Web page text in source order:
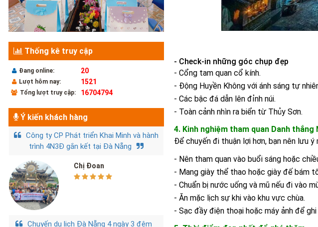
Thống kê truy cập
Đang online: 20
Lượt hôm nay: 1521
Tổng lượt truy cập: 16704794
Ý kiến khách hàng
Công ty CP Phát triển Khai Minh và hành
trình 4N3Đ gắn kết tại Đà Nẵng
Chị Đoan
Chuyến du lịch Đà Nẵng 4 ngày 3 đêm
- Check-in những góc chụp đẹp
-Cổng tam quan cổ kính.
- Động Huyền Không với ánh sáng tự
-Các bậc đá dẫn lên đỉnh núi.
- Toàn cảnh nhìn ra biển từ Thủy Sơn.
4. Kinh nghiệm tham quan Danh thắng
Để chuyến đi thuận lợi hơn, bạn nên lưu ý
- Nên tham quan vào buổi sáng hoặc
- Mang giày thể thao hoặc giày đế bám
-Chuẩn bị nước uống và mũ nếu đi vào
-Ăn mặc lịch sự khi vào khu vực chùa.
-Sạc đầy điện thoại hoặc máy ảnh để